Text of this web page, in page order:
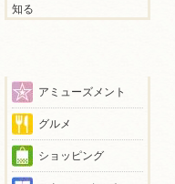
知る
アミューズメント
グルメ
ショッピング